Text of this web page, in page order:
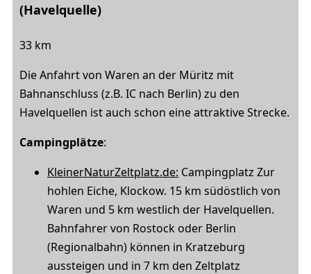
(Havelquelle)
33 km
Die Anfahrt von Waren an der Müritz mit
Bahnanschluss (z.B. IC nach Berlin) zu den
Havelquellen ist auch schon eine attraktive Strecke.
Campingplätze:
KleinerNaturZeltplatz.de: Campingplatz Zur
hohlen Eiche, Klockow. 15 km südöstlich von
Waren und 5 km westlich der Havelquellen.
Bahnfahrer von Rostock oder Berlin
(Regionalbahn) können in Kratzeburg
aussteigen und in 7 km den Zeltplatz